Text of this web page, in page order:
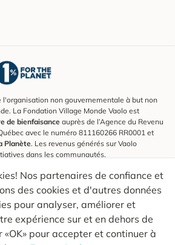
Nos partenaires de confiance et
des cookies et d'autres données
pour analyser, améliorer et
expérience sur et en dehors de
«OK» pour accepter et continuer à
l'organisation non gouvernementale à but non
La Fondation Village Monde Vaolo est
de bienfaisance auprès de l’Agence du Revenu
avec le numéro 811160266 RR0001 et
Planète. Les revenus générés sur Vaolo
dans les communautés.
suivre nos explorateurs et recevoir des
plus conscients.
Envoyer